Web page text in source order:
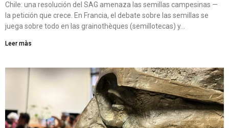
Chile: una resolución del SAG amenaza las semillas campesinas —
la petición que crece. En Francia, el debate sobre las semillas se
juega sobre todo en las grainothèques (semillotecas) y…
Leer màs